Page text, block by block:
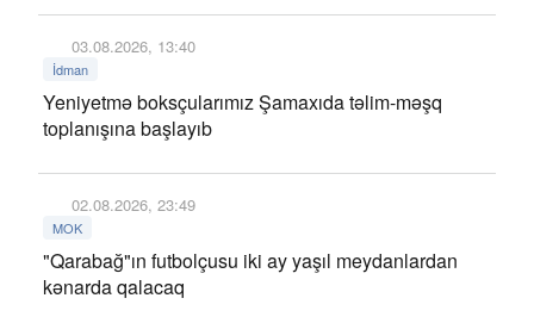
03.08.2026, 13:40
İdman
Yeniyetmə boksçularımız Şamaxıda təlim-məşq
toplanışına başlayıb
02.08.2026, 23:49
MOK
"Qarabağ"ın futbolçusu iki ay yaşıl meydanlardan
kənarda qalacaq